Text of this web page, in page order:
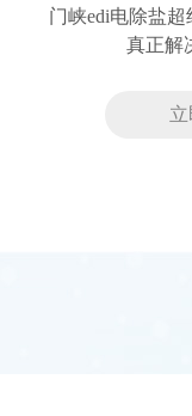
门峡edi电除盐
真正解